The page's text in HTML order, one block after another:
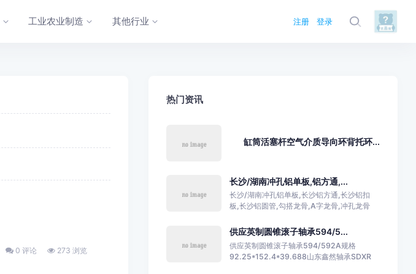
工业农业制造 其他行业 注册 登录
0 评论 273 浏览
热门资讯
缸筒活塞杆空气介质导向环背托环...
长沙/湖南冲孔铝单板,铝方通,...
长沙/湖南冲孔铝单板,长沙铝方通,长沙铝扣
板,长沙铝圆管,勾搭龙骨,A字龙骨,冲孔龙骨
供应英制圆锥滚子轴承594/5...
供应英制圆锥滚子轴承594/592A规格
92.25*152.4*39.688山东鑫然轴承SDXR